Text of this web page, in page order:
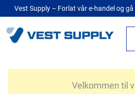
Vest Supply – Forlat vår e-handel og
Velkommen til